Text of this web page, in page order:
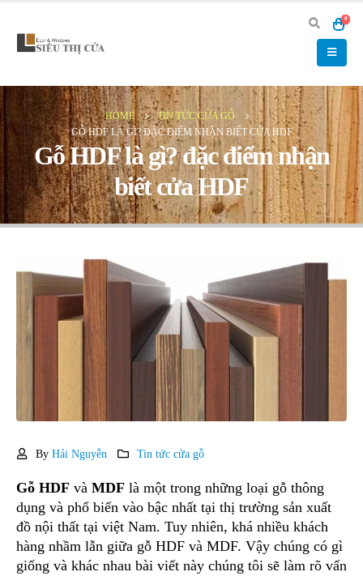
0
HOME
TIN TỨC CỬA GỖ
GỖ HDF LÀ GÌ? ĐẶC ĐIỂM NHẬN BIẾT CỬA HDF
Gỗ HDF là gì? đặc điểm nhận
biết cửa HDF
By Hải Nguyễn Tin tức cửa gỗ
Gỗ HDF và MDF là một trong những loại gỗ thông
dụng và phổ biến vào bậc nhất tại thị trường sản xuất
đồ nội thất tại việt Nam. Tuy nhiên, khá nhiều khách
hàng nhầm lẫn giữa gỗ HDF và MDF. Vậy chúng có gì
giống và khác nhau bài viết này chúng tôi sẽ làm rõ vấn